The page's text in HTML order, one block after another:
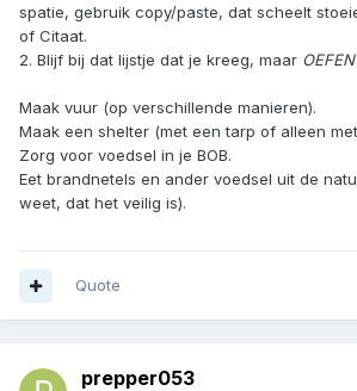
spatie, gebruik copy/paste, dat scheelt
of Citaat.
2. Blijf bij dat lijstje dat je kreeg, maar OEFEN
Maak vuur (op verschillende manieren).
Maak een shelter (met een tarp of alleen
Zorg voor voedsel in je BOB.
Eet brandnetels en ander voedsel uit de
weet, dat het veilig is).
Quote
prepper053